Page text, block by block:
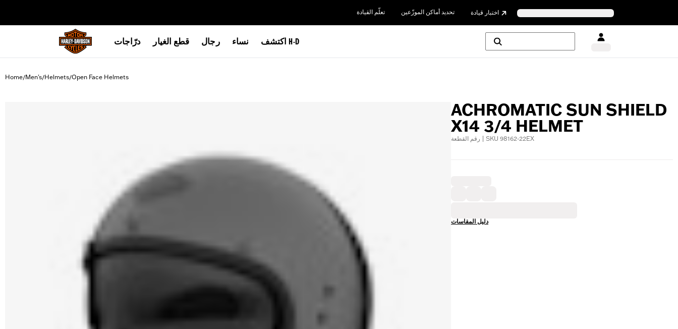
تعلّم القيادة تحديد أماكن الموزّعين اختبار قيادة
درّاجات قطع الغيار رجال نساء اكتشف H-D
Home/Men's/Helmets/Open Face Helmets
ACHROMATIC SUN SHIELD
X14 3/4 HELMET
رقم القطعة | SKU 98162-22EX
دليل المقاسات